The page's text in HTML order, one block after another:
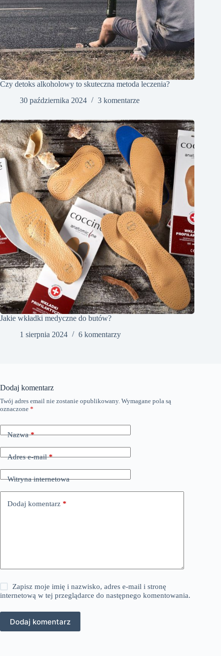
Czy detoks alkoholowy to skuteczna metoda leczenia?
30 października 2024
3 komentarze
Jakie wkładki medyczne do butów?
1 sierpnia 2024
6 komentarzy
Dodaj komentarz
Twój adres email nie zostanie opublikowany. Wymagane pola są
oznaczone *
Nazwa*
Adres e-mail*
Witryna internetowa
Dodaj komentarz *
Zapisz moje imię i nazwisko, adres e-mail i stronę
internetową w tej przeglądarce do następnego komentowania.
Dodaj komentarz